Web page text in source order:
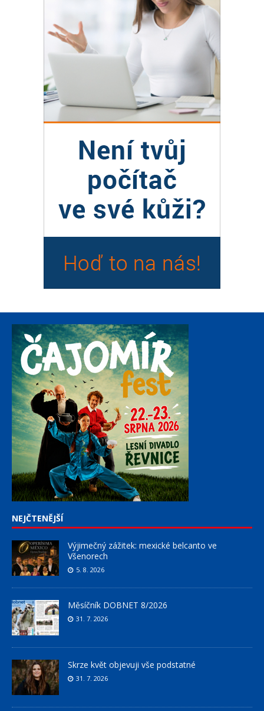
NEJČTENĚJŠÍ
Výjimečný zážitek: mexické belcanto ve
Všenorech
5. 8. 2026
Měsíčník DOBNET 8/2026
31. 7. 2026
Skrze květ objevuji vše podstatné
31. 7. 2026